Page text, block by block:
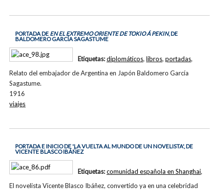
PORTADA DE EN EL EXTREMO ORIENTE DE TOKIO Á PEKIN, DE
BALDOMERO GARCÍA SAGASTUME
Relato del embajador de Argentina en Japón Baldomero García
Sagastume.
1916
Etiquetas:diplomáticos, libros, portadas,
viajes
PORTADA E INICIO DE 'LA VUELTA AL MUNDO DE UN NOVELISTA', DE
VICENTE BLASCO IBÁÑEZ
El novelista Vicente Blasco Ibáñez, convertido ya en una celebridad
Etiquetas:comunidad española en Shanghai,